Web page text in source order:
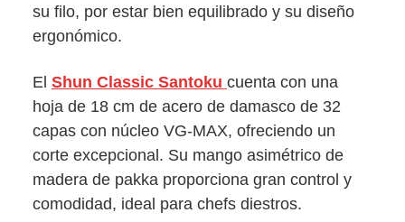
su filo, por estar bien equilibrado y su diseño
ergonómico.
El Shun Classic Santoku cuenta con una
hoja de 18 cm de acero de damasco de 32
capas con núcleo VG-MAX, ofreciendo un
corte excepcional. Su mango asimétrico de
madera de pakka proporciona gran control y
comodidad, ideal para chefs diestros.